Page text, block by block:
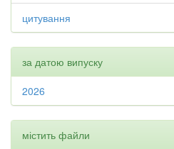
цитування
за датою випуску
2026
містить файли